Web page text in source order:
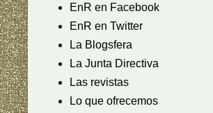
EnR en Facebook
EnR en Twitter
La Blogsfera
La Junta Directiva
Las revistas
Lo que ofrecemos